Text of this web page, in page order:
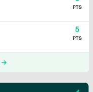
PTS
5
PTS